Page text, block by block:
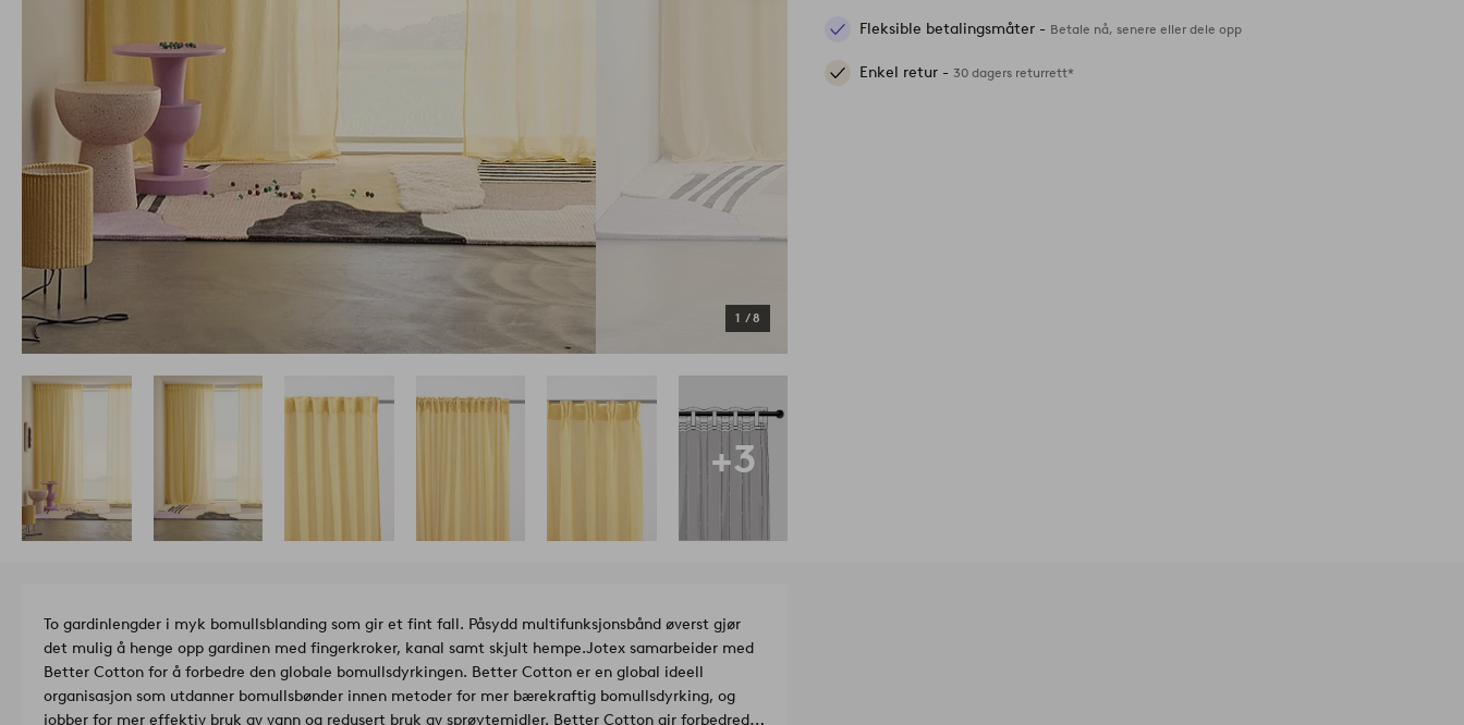
1 /8
Fleksible betalingsmåter - Betale nå, senere eller dele opp
Enkel retur -30 dagers returrett*
+3
To gardinlengder i myk bomullsblanding som gir et fint fall. Påsydd multifunksjonsbånd øverst gjør
det mulig å henge opp gardinen med fingerkroker, kanal samt skjult hempe.Jotex samarbeider med
Better Cotton for å forbedre den globale bomullsdyrkingen. Better Cotton er en global ideell
organisasjon som utdanner bomullsbønder innen metoder for mer bærekraftig bomullsdyrking, og
jobber for mer effektiv bruk av vann og redusert bruk av sprøytemidler. Better Cotton gir forbedrede